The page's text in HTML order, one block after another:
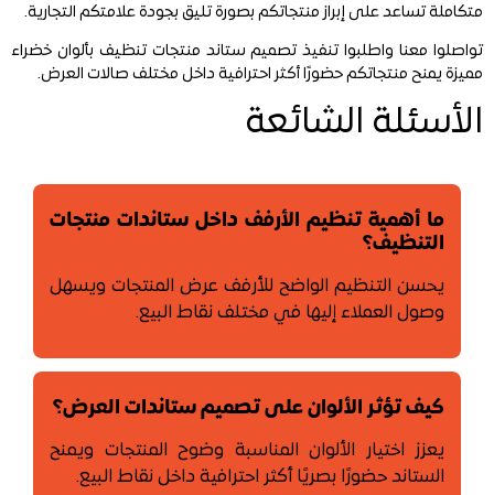
متكاملة تساعد على إبراز منتجاتكم بصورة تليق بجودة علامتكم التجارية.
تواصلوا معنا واطلبوا تنفيذ تصميم ستاند منتجات تنظيف بألوان خضراء
مميزة يمنح منتجاتكم حضورًا أكثر احترافية داخل مختلف صالات العرض.
الأسئلة الشائعة
ما أهمية تنظيم الأرفف داخل ستاندات منتجات
التنظيف؟
يحسن التنظيم الواضح للأرفف عرض المنتجات ويسهل
وصول العملاء إليها في مختلف نقاط البيع.
كيف تؤثر الألوان على تصميم ستاندات العرض؟
يعزز اختيار الألوان المناسبة وضوح المنتجات ويمنح
الستاند حضورًا بصريًا أكثر احترافية داخل نقاط البيع.